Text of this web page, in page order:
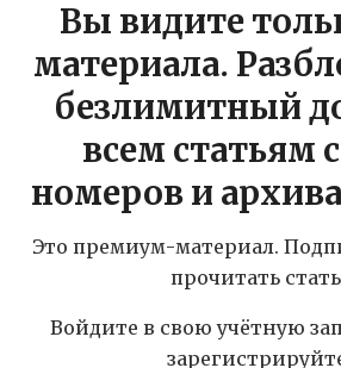
Вы видите
материала.
безлимитный
всем статьям
номеров и архива
Это премиум-материал.
прочитать
Войдите в свою учётную